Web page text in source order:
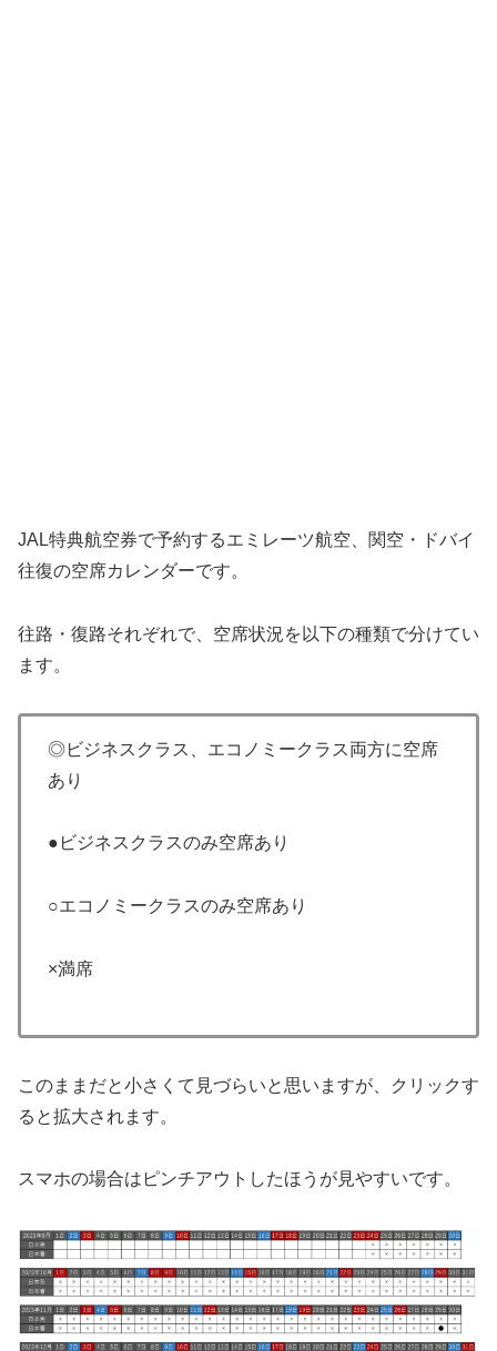
JAL特典航空券で予約するエミレーツ航空、関空・ドバイ
往復の空席カレンダーです。
往路・復路それぞれで、空席状況を以下の種類で分けてい
ます。
◎ビジネスクラス、エコノミークラス両方に空席
あり
●ビジネスクラスのみ空席あり
○エコノミークラスのみ空席あり
×満席
このままだと小さくて見づらいと思いますが、クリックす
ると拡大されます。
スマホの場合はピンチアウトしたほうが見やすいです。